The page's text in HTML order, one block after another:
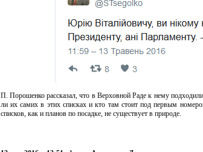
П. Порошенко рассказал, что в Верховной Раде к нему
ли их самих в этих списках и кто там стоит под первым
списков, как и планов по посадке, не существует в природе.